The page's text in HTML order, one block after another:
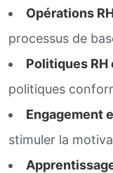
Opérations
processus de
Politiques
politiques
Engagement
stimuler la